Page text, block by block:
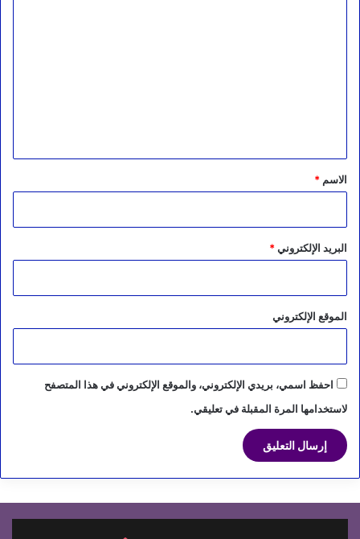
*
الاسم *
البريد الإلكتروني*
الموقع الإلكتروني
احفظ اسمي، بريدي الإلكتروني، والموقع الإلكتروني في هذا المتصفح
لاستخدامها المرة المقبلة في تعليقي.